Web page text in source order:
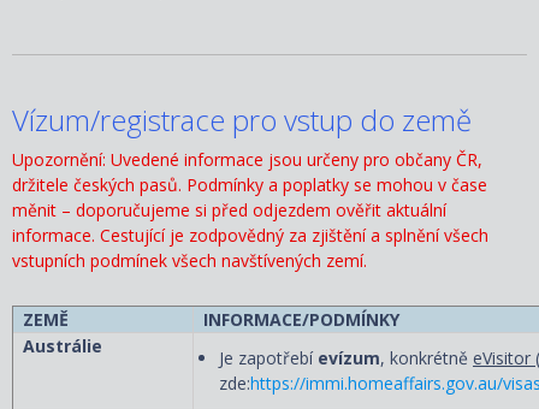
Vízum/registrace pro vstup do země
Upozornění: Uvedené informace jsou určeny pro občany ČR,
držitele českých pasů. Podmínky a poplatky se mohou v čase
měnit – doporučujeme si před odjezdem ověřit aktuální
informace. Cestující je zodpovědný za zjištění a splnění všech
vstupních podmínek všech navštívených zemí.
ZEMĚ
INFORMACE/PODMÍNKY
Austrálie
Je zapotřebí evízum, konkrétně eVisitor
zde:https://immi.homeaffairs.gov.au/